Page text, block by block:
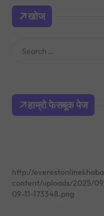
खोज
h
o
हाम्रो फेसबूक पेज
http://
content/uploads/2025/
09-11-173348.png